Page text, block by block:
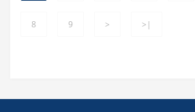
8 9 > >|